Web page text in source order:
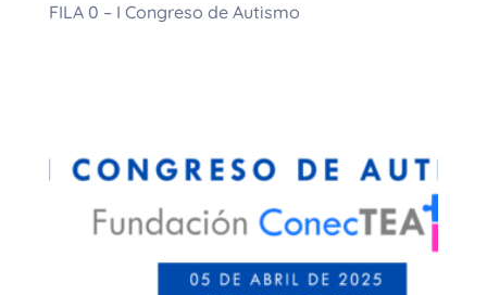
FILA 0 – I Congreso de Autismo